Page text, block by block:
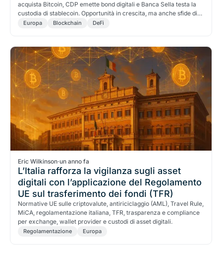
acquista Bitcoin, CDP emette bond digitali e Banca Sella testa la
custodia di stablecoin. Opportunità in crescita, ma anche sfide di
compliance, capitale e reputazione sotto il nuovo quadro MiCA.
Europa Blockchain DeFi
Eric Wilkinson·un anno fa
L’Italia rafforza la vigilanza sugli asset
digitali con l’applicazione del Regolamento
UE sul trasferimento dei fondi (TFR)
Normative UE sulle criptovalute, antiriciclaggio (AML), Travel Rule,
MiCA, regolamentazione italiana, TFR, trasparenza e compliance
per exchange, wallet provider e custodi di asset digitali.
Regolamentazione Europa